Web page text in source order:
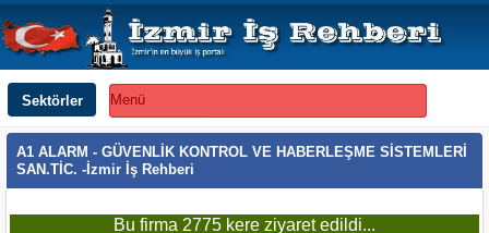
Sektörler Menü
A1 ALARM - GÜVENLİK KONTROL VE HABERLEŞME SİSTEMLERİ
SAN.TİC. -İzmir İş Rehberi
Bu firma 2775 kere ziyaret edildi...